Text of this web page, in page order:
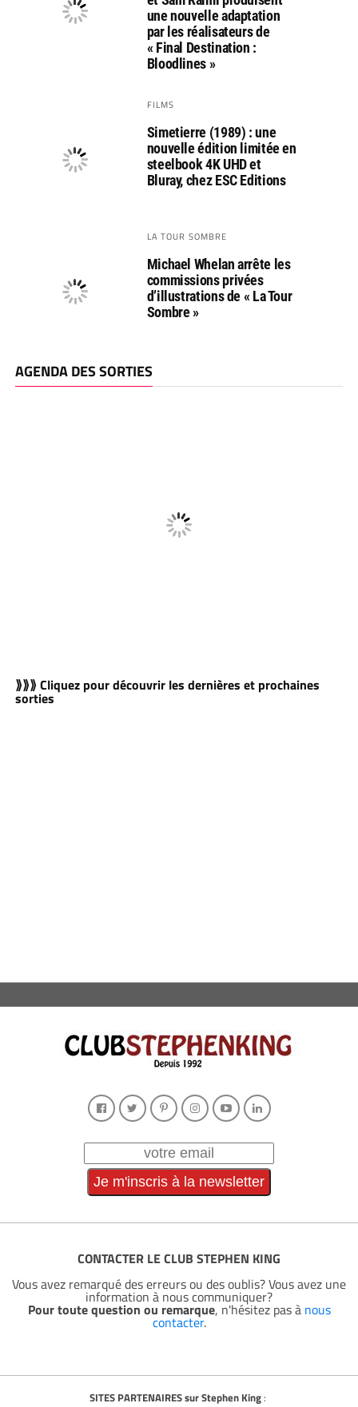
une nouvelle adaptation
par les réalisateurs de
« Final Destination :
Bloodlines »
FILMS
Simetierre (1989) : une
nouvelle édition limitée en
steelbook 4K UHD et
Bluray, chez ESC Editions
LA TOUR SOMBRE
Michael Whelan arrête les
commissions privées
d’illustrations de « La Tour
Sombre »
AGENDA DES SORTIES
⟫⟫⟫ Cliquez pour découvrir les dernières et prochaines
sorties
CONTACTER LE CLUB STEPHEN KING
Vous avez remarqué des erreurs ou des oublis? Vous avez une
information à nous communiquer?
Pour toute question ou remarque, n'hésitez pas à nous
contacter.
SITES PARTENAIRES sur Stephen King: